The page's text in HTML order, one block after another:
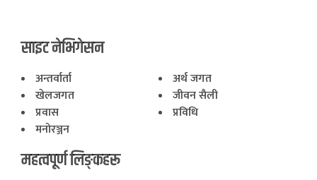
साइट नेभिगेसन
अन्तर्वार्ता
अर्थ जगत
खेलजगत
जीवन सैली
प्रवास
प्रविधि
मनोरञ्जन
महत्वपूर्ण लिङ्कहरू